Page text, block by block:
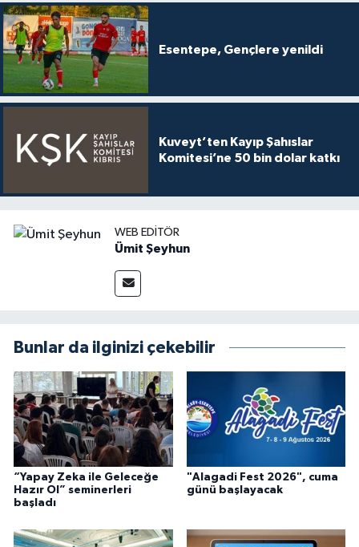
Esentepe, Gençlere yenildi
Kuveyt’ten Kayıp Şahıslar
Komitesi’ne 50 bin dolar katkı
WEB EDITÖR
Ümit Şeyhun
Bunlar da ilginizi çekebilir
“Yapay Zeka ile Geleceğe
Hazır Ol” seminerleri
başladı
"Alagadi Fest 2026", cuma
günü başlayacak